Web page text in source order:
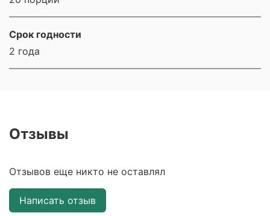
Срок годности
2 года
Отзывы
Отзывов еще никто не оставлял
Написать отзыв